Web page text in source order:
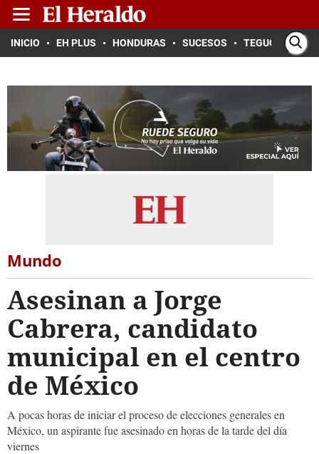
INICIO EH PLUS HONDURAS SUCESOS TEGUCIGALPA
Mundo
Asesinan a Jorge
Cabrera, candidato
municipal en el centro
de México
A pocas horas de iniciar el proceso de elecciones generales en
México, un aspirante fue asesinado en horas de la tarde del día
viernes